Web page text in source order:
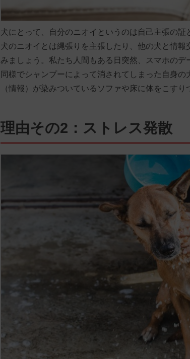
犬にとって、自分のニオイというのは自己主張の証
犬のニオイとは縄張りを主張したり、他の犬と情
みましょう。私たち人間もある日突然、スマホの
同様でシャンプーによって消されてしまった自身
（情報）が染みついているソファや床に体をこすり
理由その2：ストレス発散